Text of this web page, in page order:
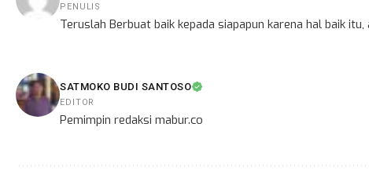
PENULIS
Teruslah Berbuat baik kepada siapapun karena hal baik
SATMOKO BUDI SANTOSO
EDITOR
Pemimpin redaksi mabur.co